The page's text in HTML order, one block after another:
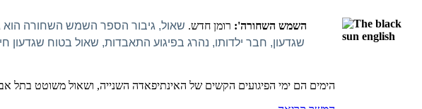
'השמש השחורה': רומן חדש. שאול, גיבור הספר השמש השחורה הוא
שגדעון, חבר ילדותו, נהרג בפיגוע התאבדות, שאול בטוח
הימים הם ימי הפיגועים הקשים של האינתיפאדה השנייה, ושאול משוטט בתל